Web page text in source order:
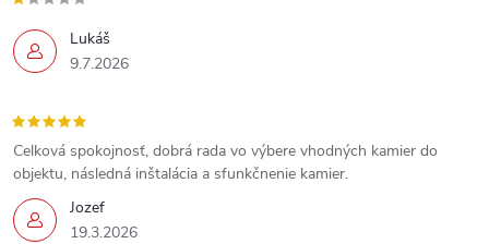
Lukáš
9.7.2026
Jozef
19.3.2026
Celková spokojnosť, dobrá rada vo výbere vhodných kamier do
objektu, následná inštalácia a sfunkčnenie kamier.